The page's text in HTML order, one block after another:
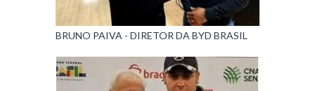
BRUNO PAIVA - DIRETOR DA BYD BRASIL